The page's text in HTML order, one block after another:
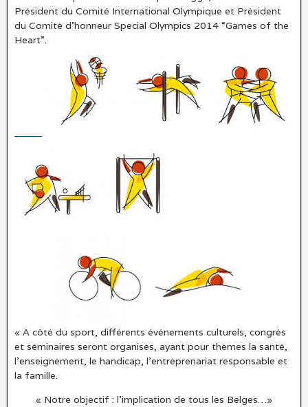
Président du Comité International Olympique et Président
du Comité d’honneur Special Olympics 2014 “Games of the
Heart”.
« A côté du sport, différents événements culturels, congrès
et séminaires seront organisés, ayant pour thèmes la santé,
l’enseignement, le handicap, l’entreprenariat responsable et
la famille.
« Notre objectif : l’implication de tous les Belges…»